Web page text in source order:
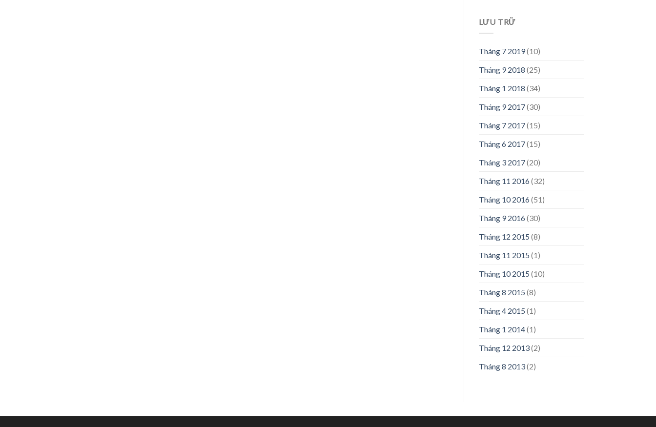
LƯU TRỮ
Tháng 7 2019(10)
Tháng 9 2018 (25)
Tháng 1 2018 (34)
Tháng 9 2017(30)
Tháng 7 2017(15)
Tháng 6 2017(15)
Tháng 3 2017(20)
Tháng 11 2016(32)
Tháng 10 2016(51)
Tháng 9 2016(30)
Tháng 12 2015 (8)
Tháng 11 2015 (1)
Tháng 10 2015 (10)
Tháng 8 2015 (8)
Tháng 4 2015 (1)
Tháng 1 2014(1)
Tháng 12 2013(2)
Tháng 8 2013(2)